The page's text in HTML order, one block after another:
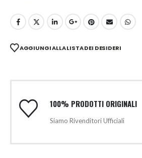
AGGIUNGI ALLA LISTA DEI DESIDERI
100% PRODOTTI ORIGINALI
Siamo Rivenditori Ufficiali